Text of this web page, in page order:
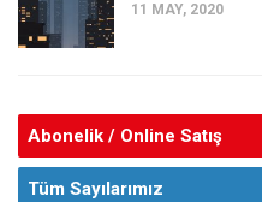
11 MAY, 2020
Abonelik / Online Satış
Tüm Sayılarımız